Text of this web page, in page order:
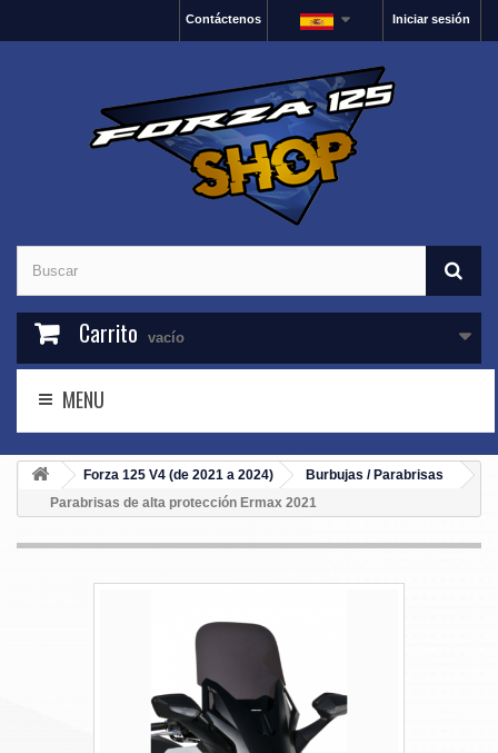
Iniciar sesión
Contáctenos
Carrito vacío
MENU
Forza 125 V4 (de 2021 a 2024)
Burbujas / Parabrisas
Parabrisas de alta protección Ermax 2021